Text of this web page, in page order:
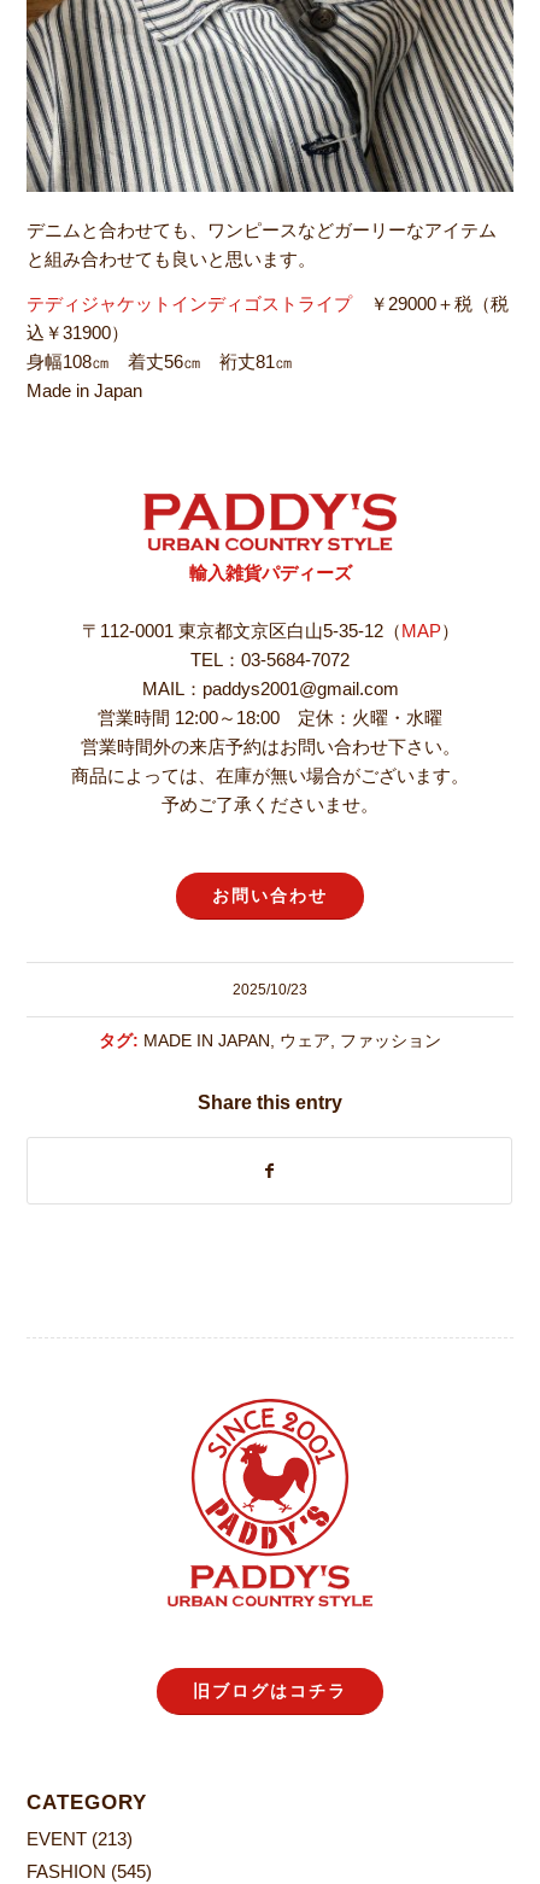
デニムと合わせても、ワンピースなどガーリーなアイテム
と組み合わせても良いと思います。
テディジャケットインディゴストライプ￥29000＋税（税
込￥31900）
身幅108㎝ 着丈56㎝ 裄丈81㎝
Made in Japan
輸入雑貨パディーズ
〒112-0001 東京都文京区白山5-35-12（MAP）
TEL：03-5684-7072
MAIL：paddys2001@gmail.com
営業時間 12:00～18:00 定休：火曜・水曜
営業時間外の来店予約はお問い合わせ下さい。
商品によっては、在庫が無い場合がございます。
予めご了承くださいませ。
お問い合わせ
2025/10/23
タグ: MADE IN JAPAN , ウェア, ファッション
Share this entry
旧ブログはコチラ
CATEGORY
EVENT (213)
FASHION (545)